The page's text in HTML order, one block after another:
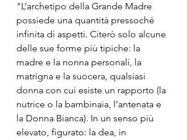
"L’archetipo della Grande Madre
possiede una quantità pressoché
infinita di aspetti. Citerò solo alcune
delle sue forme più tipiche: la
madre e la nonna personali, la
matrigna e la suocera, qualsiasi
donna con cui esiste un rapporto (la
nutrice o la bambinaia, l’antenata e
la Donna Bianca). In un senso più
elevato, figurato: la dea, in